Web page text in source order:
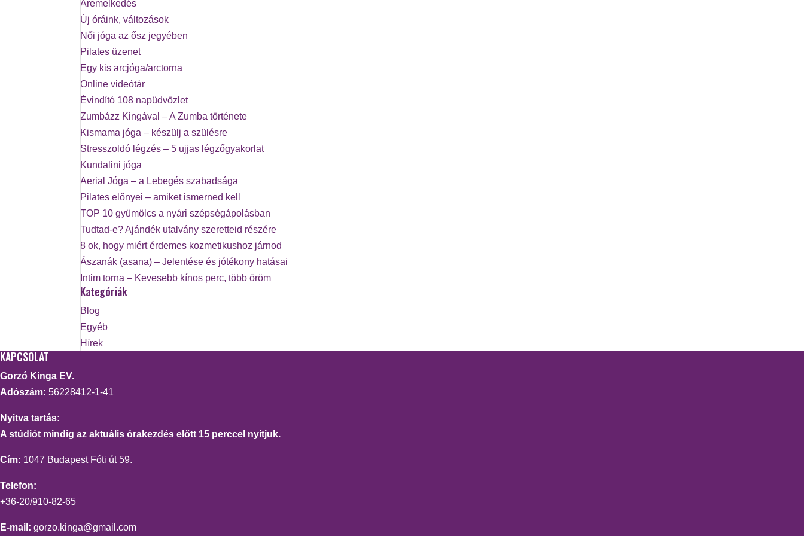
Áremelkedés
Új óráink, változások
Női jóga az ősz jegyében
Pilates üzenet
Egy kis arcjóga/arctorna
Online videótár
Évindító 108 napüdvözlet
Zumbázz Kingával – A Zumba története
Kismama jóga – készülj a szülésre
Stresszoldó légzés – 5 ujjas légzőgyakorlat
Kundalini jóga
Aerial Jóga – a Lebegés szabadsága
Pilates előnyei – amiket ismerned kell
TOP 10 gyümölcs a nyári szépségápolásban
Tudtad-e? Ajándék utalvány szeretteid részére
8 ok, hogy miért érdemes kozmetikushoz járnod
Ászanák (asana) – Jelentése és jótékony hatásai
Intim torna – Kevesebb kínos perc, több öröm
Kategóriák
Blog
Egyéb
Hírek
KAPCSOLAT
Gorzó Kinga EV.
Adószám: 56228412-1-41
Nyitva tartás:
A stúdiót mindig az aktuális órakezdés előtt 15 perccel nyitjuk.
Cím: 1047 Budapest Fóti út 59.
Telefon:
+36-20/910-82-65
E-mail: gorzo.kinga@gmail.com